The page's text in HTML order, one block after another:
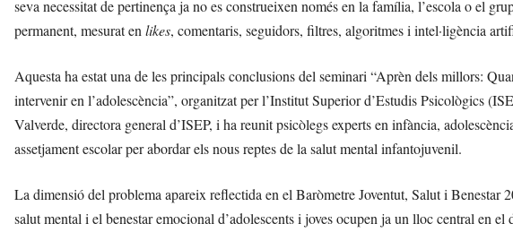
seva necessitat de pertinença ja no es construeixen només en la família, l’escola o el
permanent, mesurat enlikes, comentaris, seguidors, filtres, algoritmes i intel·ligència
Aquesta ha estat una de les principals conclusions del seminari “Aprèn dels millors:
intervenir en l’adolescència”, organitzat per l’Institut Superior d’Estudis Psicològics
Valverde, directora general d’ISEP, i ha reunit psicòlegs experts en infància,
assetjament escolar per abordar els nous reptes de la salut mental infantojuvenil.
La dimensió del problema apareix reflectida en el Baròmetre Joventut, Salut i Benestar
salut mental i el benestar emocional d’adolescents i joves ocupen ja un lloc central en